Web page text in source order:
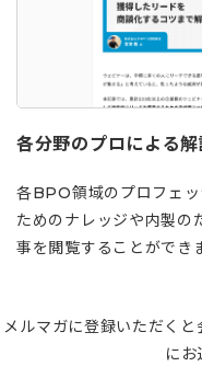
各分野のプロによる
各BPO領域のプロフェ
ためのナレッジや内製の
事を閲覧することができ
メルマガに登録いただく
にお